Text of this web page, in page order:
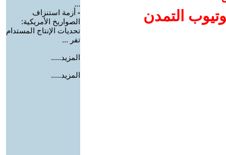
التمدن
...
- أزمة استنزاف
الصواريخ الأمريكية:
تحديات الإنتاج المستدام
تفر ...
المزيد.....
المزيد.....